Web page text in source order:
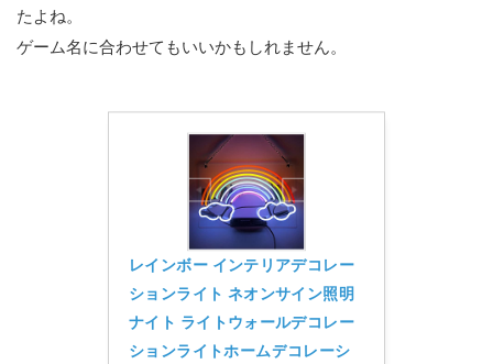
たよね。
ゲーム名に合わせてもいいかもしれません。
レインボー インテリアデコレー
ションライト ネオンサイン照明
ナイト ライトウォールデコレー
ションライトホームデコレーシ